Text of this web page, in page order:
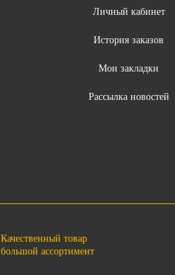
Личный кабинет
История заказов
Мои закладки
Рассылка новостей
Качественный товар
большой ассортимент